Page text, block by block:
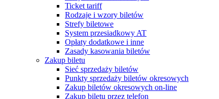
Ticket tariff
Rodzaje i wzory biletów
Strefy biletowe
System przesiadkowy AT
Opłaty dodatkowe i inne
Zasady kasowania biletów
Zakup biletu
Sieć sprzedaży biletów
Punkty sprzedaży biletów okresowych
Zakup biletów okresowych on-line
Zakup biletu przez telefon